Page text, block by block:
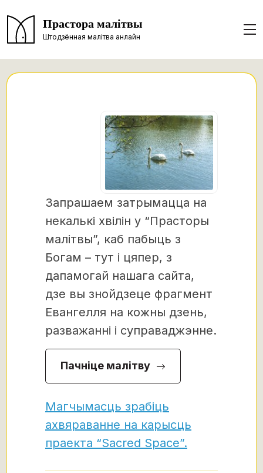
Прастора малітвы
Штодзённая малітва анлайн
Запрашаем затрымацца на
некалькі хвілін у “Прасторы
малітвы”, каб пабыць з
Богам – тут і цяпер, з
дапамогай нашага сайта,
дзе вы знойдзеце фрагмент
Евангелля на кожны дзень,
разважанні і суправаджэнне.
Пачніце малітву
Магчымасць зрабіць
ахвяраванне на карысць
праекта “Sacred Space”.